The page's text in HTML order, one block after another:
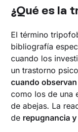
¿Qué es la
El término
bibliografía
cuando los
un trastorno
cuando
como los de una
de abejas. La
de repugnancia